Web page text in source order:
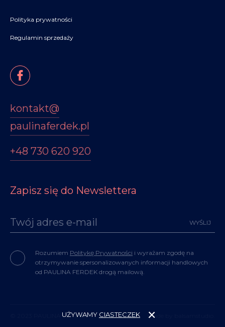
Polityka prywatności
Regulamin sprzedaży
kontakt@
paulinaferdek.pl
+48 730 620 920
Zapisz się do Newslettera
Rozumiem Politykę Prywatności i wyrażam zgodę na
otrzymywanie spersonalizowanych informacji handlowych
od PAULINA FERDEK drogą mailową.
© 2023 PAULINA FERDEK made by balsamstudio.
UŻYWAMY CIASTECZEK